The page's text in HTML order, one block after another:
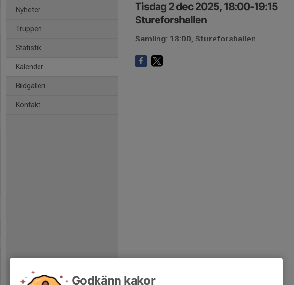
Nyheter
Truppen
Statistik
Kalender
Bildgalleri
Kontakt
Tisdag 2 dec 2025, 18:00-19:15
Stureforshallen
Samling: 18:00, Stureforshallen
Godkänn kakor